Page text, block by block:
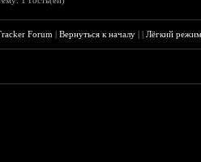
Forum |Вернуться к началу ||Лёгкий